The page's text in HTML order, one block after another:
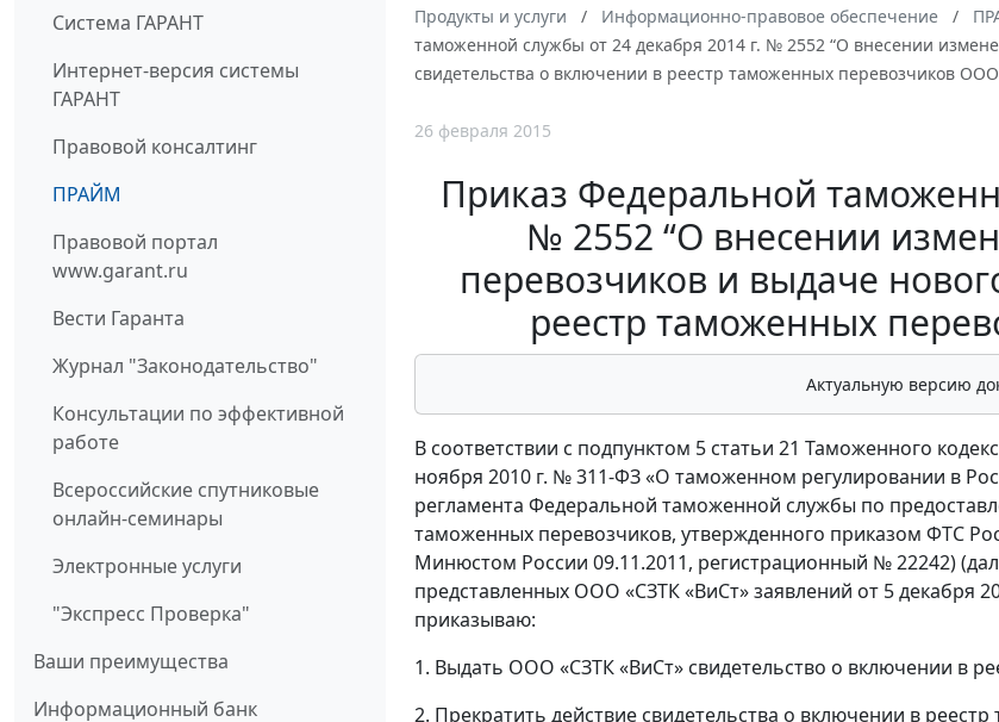
Система ГАРАНТ
Интернет-версия системы
ГАРАНТ
Правовой консалтинг
ПРАЙМ
Правовой портал
www.garant.ru
Вести Гаранта
Журнал "Законодательство"
Консультации по эффективной
работе
Всероссийские спутниковые
онлайн-семинары
Электронные услуги
"Экспресс Проверка"
Ваши преимущества
Информационный банк
Продукты и услуги Информационно-правовое обеспечение
таможенной службы от 24 декабря 2014 г. № 2552 “О внесении
свидетельства о включении в реестр таможенных перевозчиков
26 февраля 2015
Приказ Федеральной
№ 2552 “О внесении
перевозчиков и выдаче
реестр таможенных
Актуальную версию
В соответствии с подпунктом 5 статьи 21 Таможенного
ноября 2010 г. № 311-ФЗ «О таможенном регулировании в
регламента Федеральной таможенной службы по
таможенных перевозчиков, утвержденного приказом ФТС
Минюстом России 09.11.2011, регистрационный № 22242)
представленных ООО «СЗТК «ВиСт» заявлений от 5 декабря
приказываю:
1. Выдать ООО «СЗТК «ВиСт» свидетельство о включении в
2. Прекратить действие свидетельства о включении в